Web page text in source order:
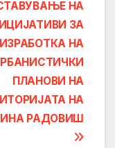
НА
ЗА
ИЗРАБОТКА НА
ПЛАНОВИ НА
НА
РАДОВИШ